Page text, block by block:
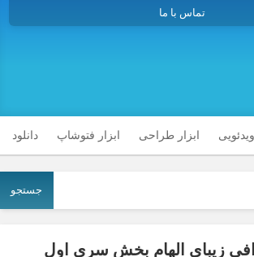
تماس با ما
ابزار طراحی ابزار فتوشاپ دانلود
جستجو